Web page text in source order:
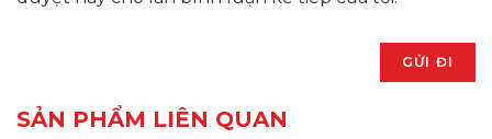
SẢN PHẨM LIÊN QUAN